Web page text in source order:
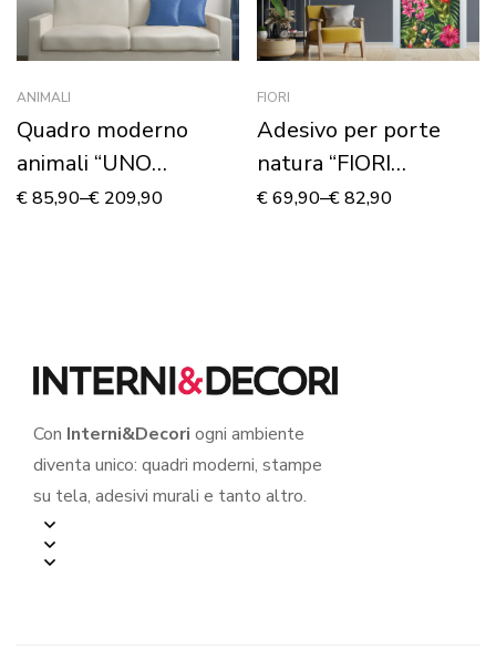
ANIMALI
Quadro moderno
animali “UNO
SPLENDIDO
€85,90–€ 209,90
FIORI
Adesivo per porte
natura “FIORI
TROPICALI”
€69,90–€82,90
Con Interni&Decori ogni ambiente
diventa unico: quadri moderni, stampe
su tela, adesivi murali e tanto altro.